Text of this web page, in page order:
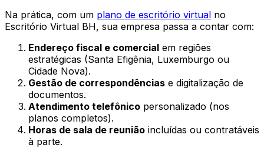
Na prática, com um plano de escritório virtual no
Escritório Virtual BH, sua empresa passa a contar com:
Endereço fiscal e comercial em regiões
estratégicas (Santa Efigênia, Luxemburgo ou
Cidade Nova).
Gestão de correspondências e digitalização de
documentos.
Atendimento telefônico personalizado (nos
planos completos).
Horas de sala de reunião incluídas ou contratáveis
à parte.